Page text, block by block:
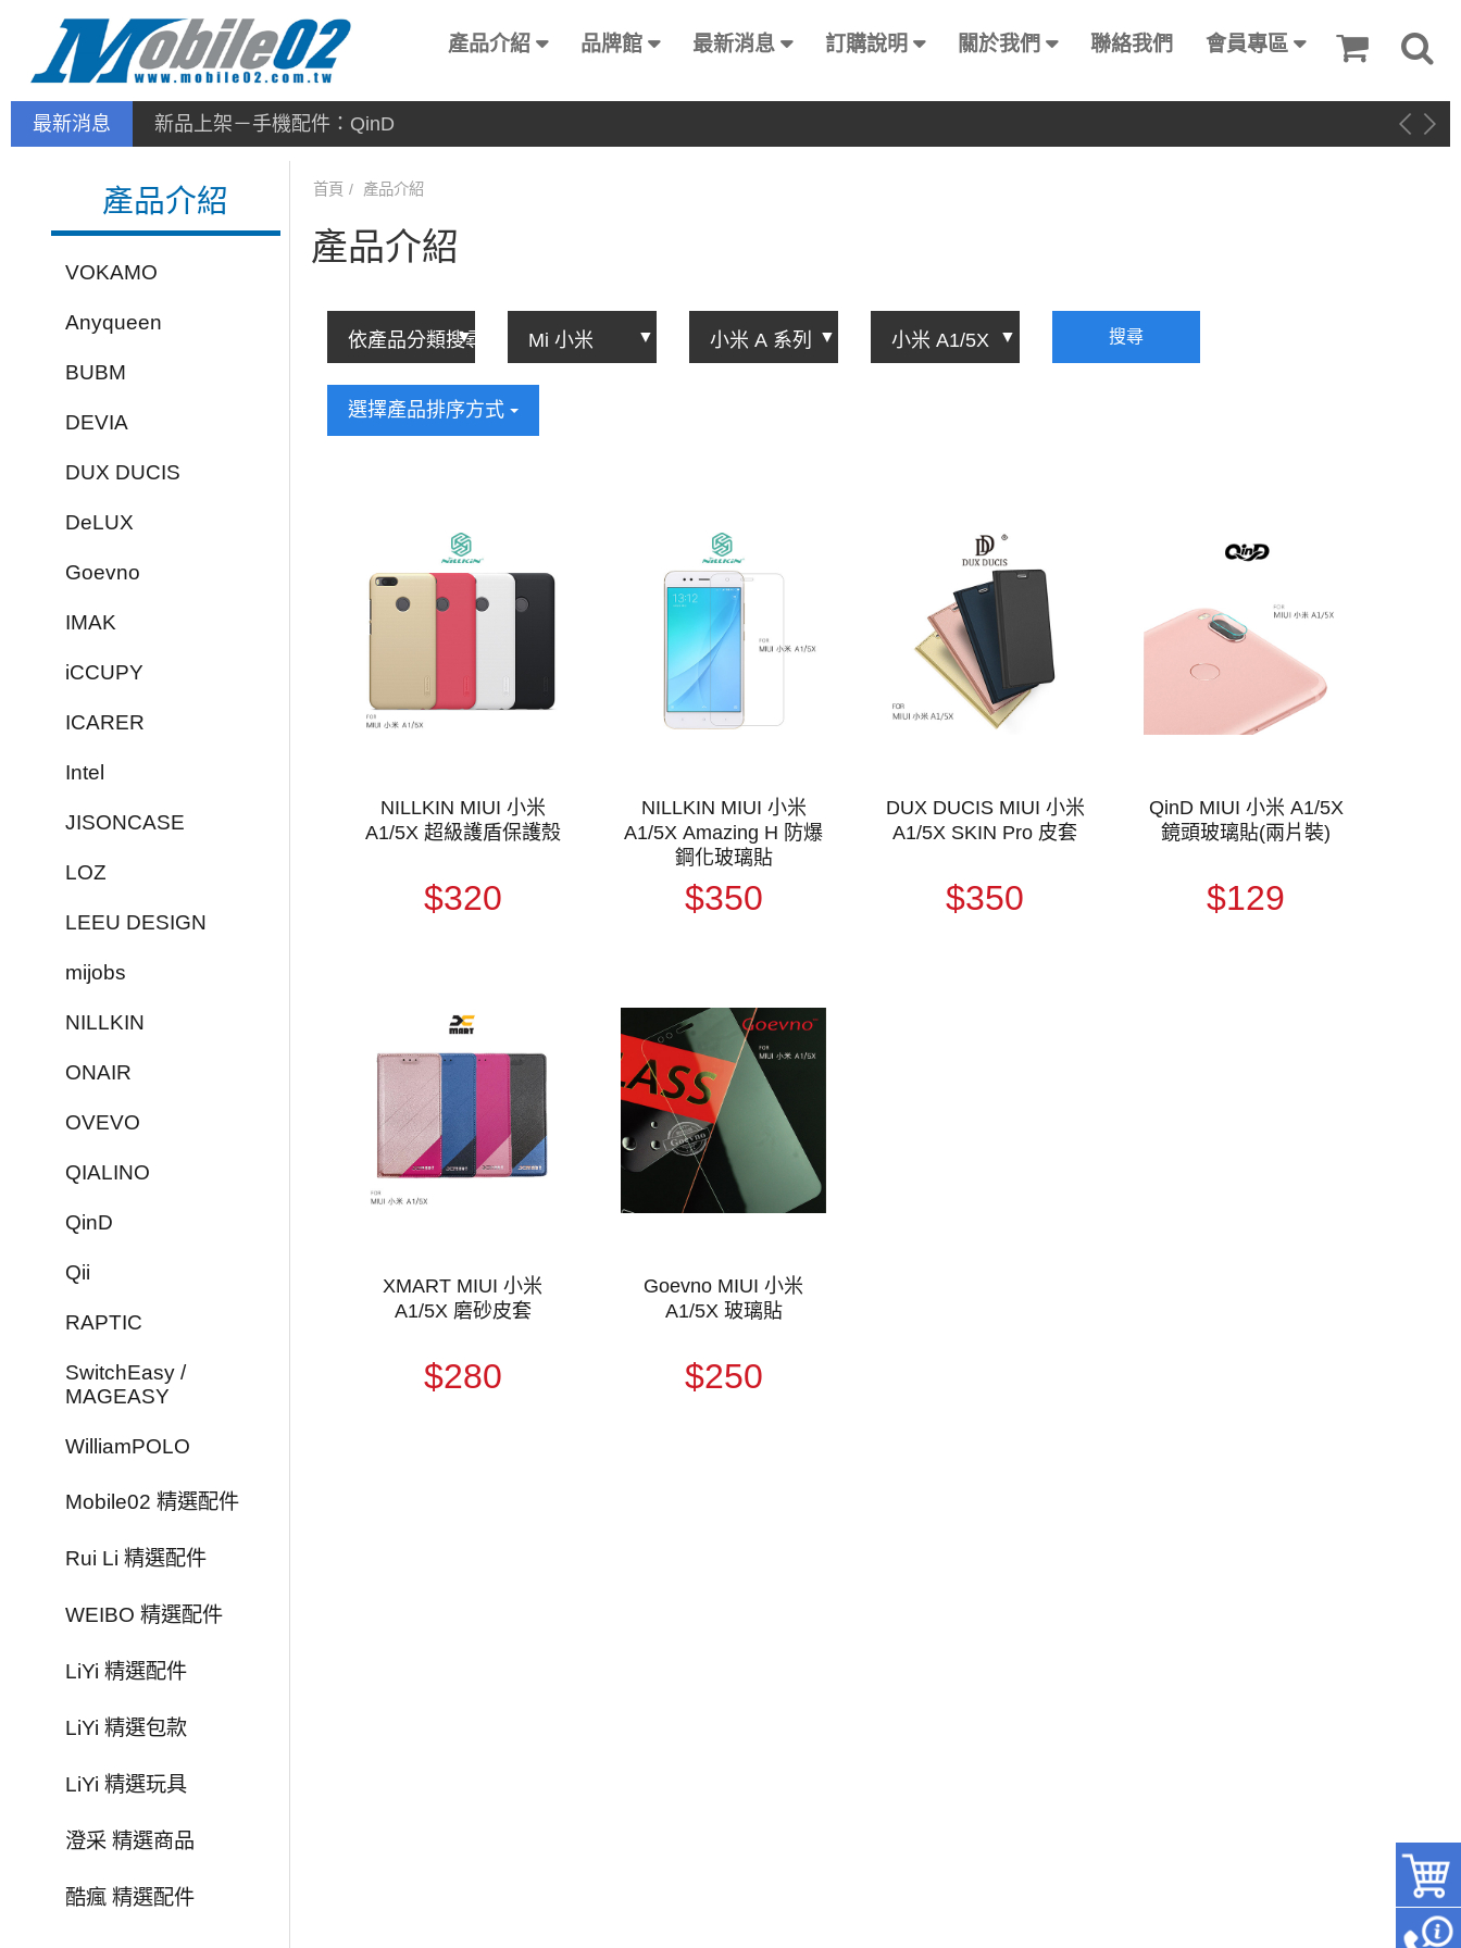
產品介紹 品牌館 最新消息 訂購說明 關於我們 聯絡我們 會員專區
最新消息 新品上架－手機配件：QinD
產品介紹
VOKAMO
Anyqueen
BUBM
DEVIA
DUX DUCIS
DeLUX
Goevno
IMAK
iCCUPY
ICARER
Intel
JISONCASE
LOZ
LEEU DESIGN
mijobs
NILLKIN
ONAIR
OVEVO
QIALINO
QinD
Qii
RAPTIC
SwitchEasy /
MAGEASY
WilliamPOLO
Mobile02 精選配件
Rui Li 精選配件
WEIBO 精選配件
LiYi 精選配件
LiYi 精選包款
LiYi 精選玩具
澄采 精選商品
酷瘋 精選配件
首頁 產品介紹
產品介紹
搜尋
選擇產品排序方式
NILLKIN MIUI 小米
A1/5X 超級護盾保護殼
$320
NILLKIN MIUI 小米
A1/5X Amazing H 防爆
鋼化玻璃貼
$350
DUX DUCIS MIUI 小米
A1/5X SKIN Pro 皮套
$350
QinD MIUI 小米 A1/5X
鏡頭玻璃貼(兩片裝)
$129
XMART MIUI 小米
A1/5X 磨砂皮套
$280
Goevno MIUI 小米
A1/5X 玻璃貼
$250